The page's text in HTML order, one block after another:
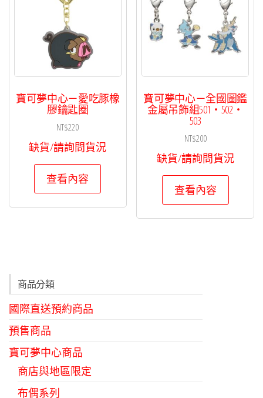
寶可夢中心－愛吃豚橡
膠鑰匙圈
NT$220
缺貨/請詢問貨況
查看內容
寶可夢中心－全國圖鑑
金屬吊飾組501・502・
503
NT$200
缺貨/請詢問貨況
查看內容
商品分類
國際直送預約商品
預售商品
寶可夢中心商品
商店與地區限定
布偶系列